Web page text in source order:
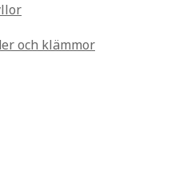
och klämmor